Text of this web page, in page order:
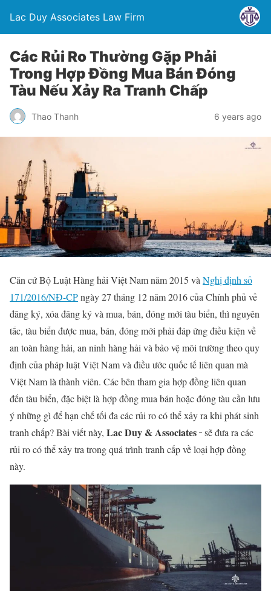
Lac Duy Associates Law Firm
Các Rủi Ro Thường Gặp Phải
Trong Hợp Đồng Mua Bán Đóng
Tàu Nếu Xảy Ra Tranh Chấp
Thao Thanh 6 years ago
Căn cứ Bộ Luật Hàng hải Việt Nam năm 2015 và Nghị định số
171/2016/NĐ-CPngày 27 tháng 12 năm 2016 của Chính phủ về
đăng ký, xóa đăng ký và mua, bán, đóng mới tàu biển, thì nguyên
tắc, tàu biển được mua, bán, đóng mới phải đáp ứng điều kiện về
an toàn hàng hải, an ninh hàng hải và bảo vệ môi trường theo quy
định của pháp luật Việt Nam và điều ước quốc tế liên quan mà
Việt Nam là thành viên. Các bên tham gia hợp đồng liên quan
đến tàu biển, đặc biệt là hợp đồng mua bán hoặc đóng tàu cần lưu
ý những gì để hạn chế tối đa các rủi ro có thể xảy ra khi phát sinh
tranh chấp? Bài viết này, Lac Duy & Associates
sẽ đưa ra các
rủi ro có thể xảy tra trong quá trình tranh cấp về loại hợp đồng
này.